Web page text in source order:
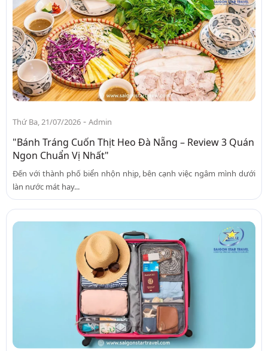
Thứ Ba, 21/07/2026 - Admin
"Bánh Tráng Cuốn Thịt Heo Đà Nẵng – Review 3 Quán
Ngon Chuẩn Vị Nhất"
Đến với thành phố biển nhộn nhịp, bên cạnh việc ngâm mình dưới
làn nước mát hay...